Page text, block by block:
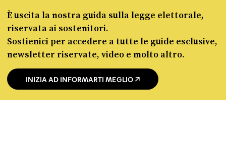
È uscita la nostra guida sulla legge elettorale,
riservata ai sostenitori.
Sostienici per accedere a tutte le guide esclusive,
newsletter riservate, video e molto altro.
INIZIA AD INFORMARTI MEGLIO